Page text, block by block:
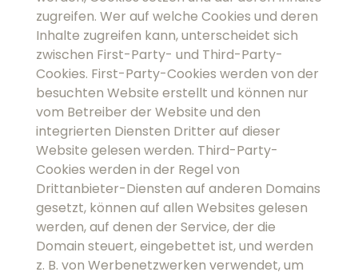
denen der Service, der die Domain steuert,
eingebettet ist, und werden z. B. von
Werbenetzwerken verwendet, um das
Nutzerverhalten über verschiedene Websites
hinweg zu verfolgen und personalisierte
Werbung anzubieten.
Welche Cookies werden auf
dieser Website verwendet?
Kategorie
Technischer Cookie
Name